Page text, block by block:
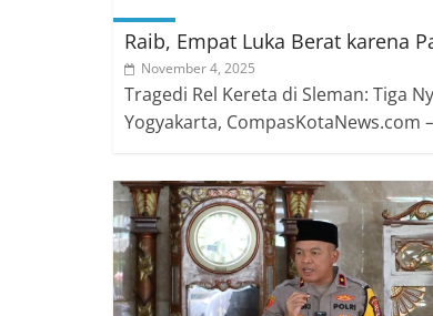
Raib, Empat Luka Berat karena
November 4, 2025
Tragedi Rel Kereta di Sleman: Tiga
Yogyakarta, CompasKotaNews.com